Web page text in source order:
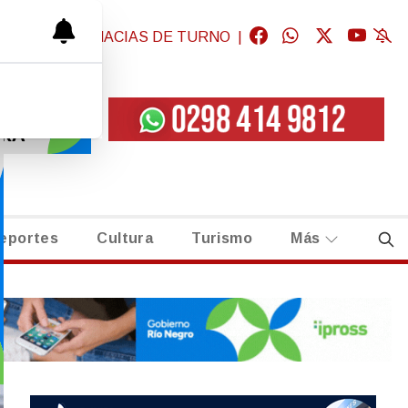
| FARMACIAS DE TURNO
Cultura Turismo Más